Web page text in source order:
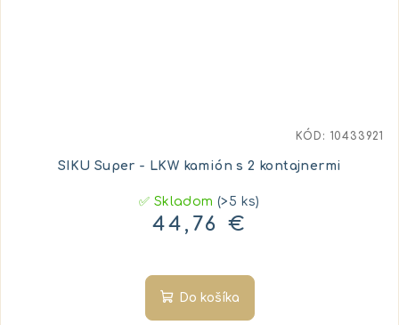
SIKU Super - LKW kamión s 2 kontajnermi
✅ Skladom(>5 ks)
44,76 €
Do košíka
KÓD: 10433921